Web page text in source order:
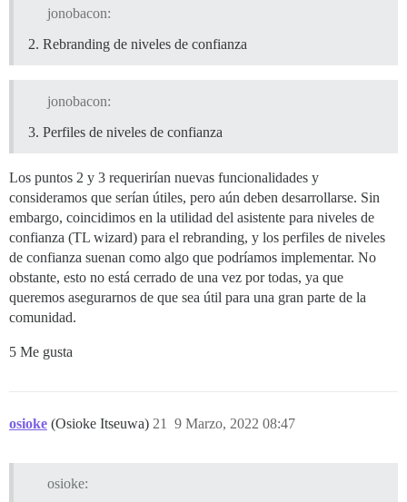
jonobacon:
Rebranding de niveles de confianza
jonobacon:
Perfiles de niveles de confianza
Los puntos 2 y 3 requerirían nuevas funcionalidades y
consideramos que serían útiles, pero aún deben desarrollarse. Sin
embargo, coincidimos en la utilidad del asistente para niveles de
confianza (TL wizard) para el rebranding, y los perfiles de niveles
de confianza suenan como algo que podríamos implementar. No
obstante, esto no está cerrado de una vez por todas, ya que
queremos asegurarnos de que sea útil para una gran parte de la
comunidad.
5 Me gusta
osioke (Osioke Itseuwa) 9 Marzo, 2022 08:47
21
osioke: